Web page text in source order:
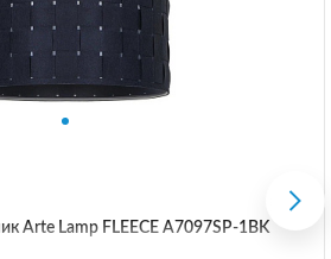
Arte Lamp FLEECE A7097SP-1BK